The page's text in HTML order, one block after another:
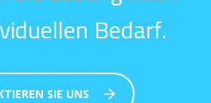
Bedarf.
SIE UNS